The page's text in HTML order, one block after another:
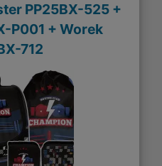
PP25BX-525 +
P001 + Worek
712